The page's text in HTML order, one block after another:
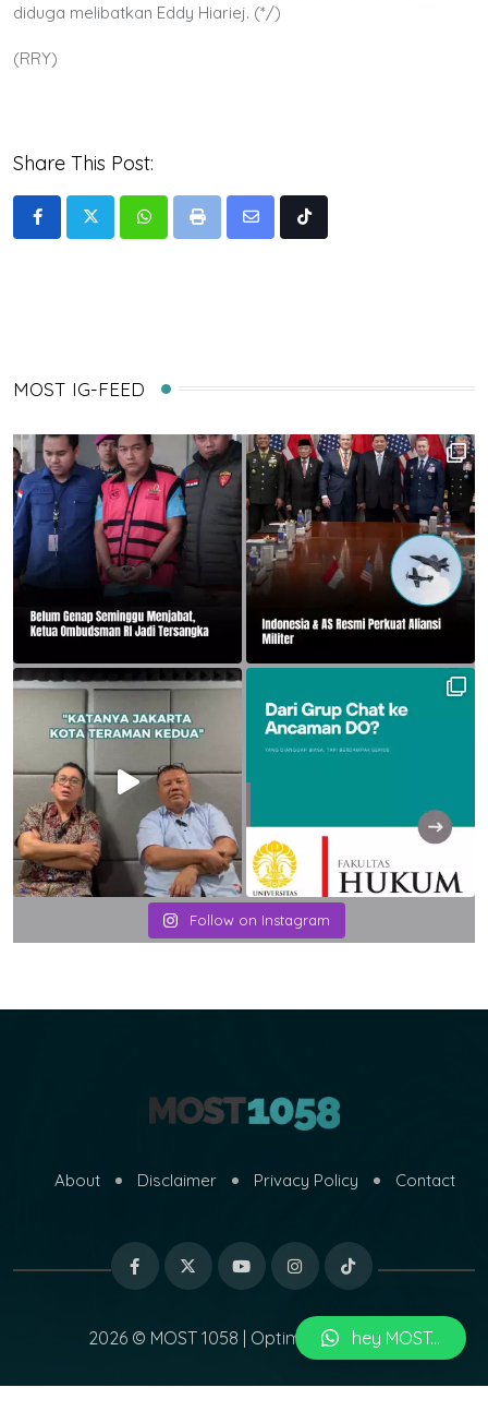
diduga melibatkan Eddy Hiariej. (*/)
(RRY)
Share This Post:
WhatsappPrint
Share
Tiktok
MOST IG-FEED
Follow on Instagram
About Disclaimer Privacy Policy Contact
2026 © MOST 1058 | Optimized byMARI
hey MOST...